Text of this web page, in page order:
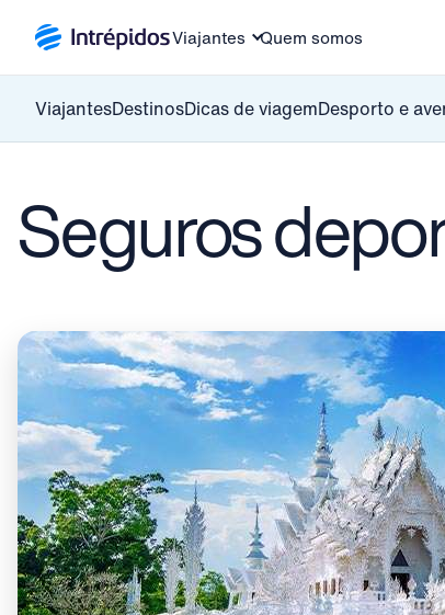
Viajantes Quem somos
ViajantesDestinosDicas de viagemDesporto e
Seguros